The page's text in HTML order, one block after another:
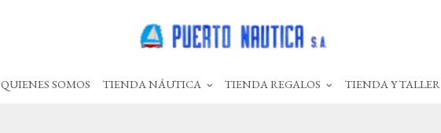
QUIENES SOMOS TIENDA NÁUTICA TIENDA REGALOS TIENDA Y TALLER